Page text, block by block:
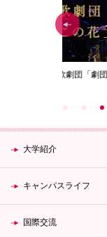
代表
大学紹介
キャンパスライフ
国際交流